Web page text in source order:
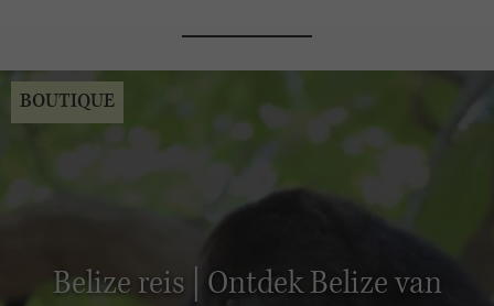
Belize reis | Ontdek Belize van
BOUTIQUE